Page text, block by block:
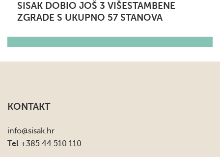
SISAK DOBIO JOŠ 3 VIŠESTAMBENE
ZGRADE S UKUPNO 57 STANOVA
KONTAKT
info@sisak.hr
Tel +385 44 510 110